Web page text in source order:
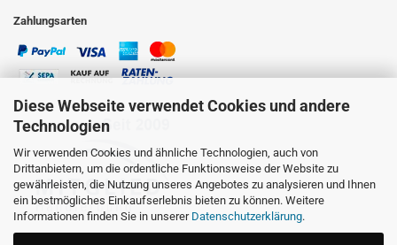
Diese Webseite verwendet Cookies und andere
Technologien
Wir verwenden Cookies und ähnliche Technologien, auch von
Drittanbietern, um die ordentliche Funktionsweise der Website zu
gewährleisten, die Nutzung unseres Angebotes zu analysieren und Ihnen
ein bestmögliches Einkaufserlebnis bieten zu können. Weitere
Informationen finden Sie in unserer Datenschutzerklärung.
Zahlungsarten